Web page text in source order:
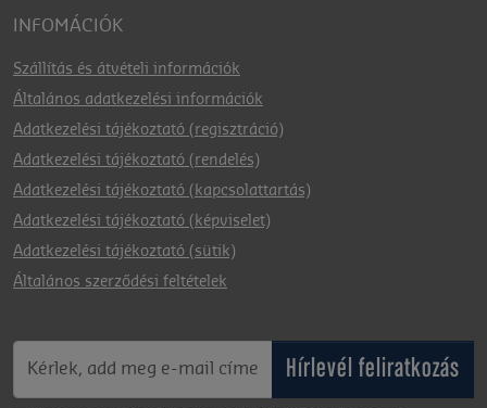
INFOMÁCIÓK
Szállítás és átvételi információk
Általános adatkezelési információk
Adatkezelési tájékoztató (regisztráció)
Adatkezelési tájékoztató (rendelés)
Adatkezelési tájékoztató (kapcsolattartás)
Adatkezelési tájékoztató (képviselet)
Adatkezelési tájékoztató (sütik)
Általános szerződési feltételek
Hírlevél feliratkozás